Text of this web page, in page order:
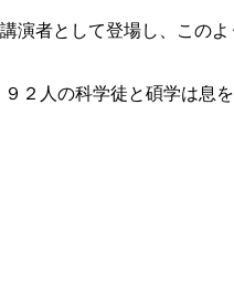
演者として登場し、このよ
２人の科学徒と碩学は息